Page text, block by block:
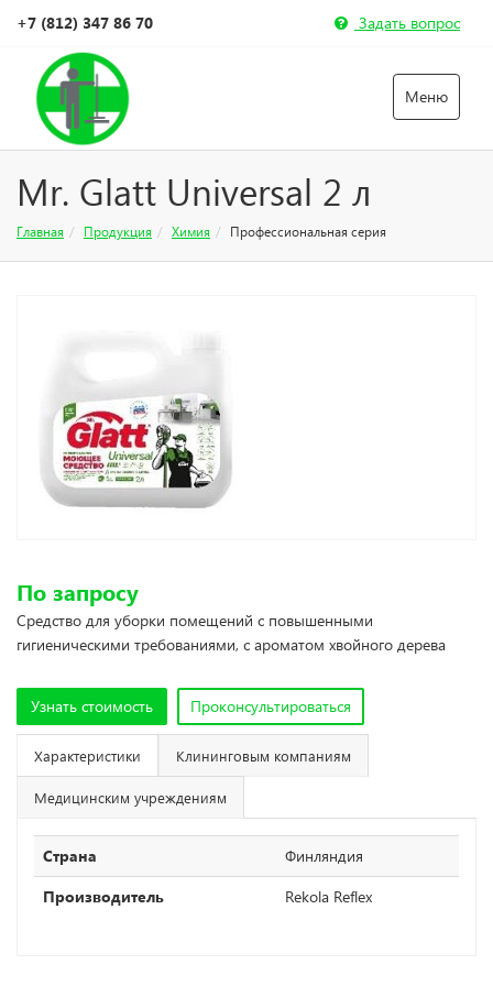
+7 (812) 347 86 70 Задать вопрос
Меню
Mr. Glatt Universal 2 л
Главная Продукция Химия Профессиональная серия
По запросу
Средство для уборки помещений с повышенными
гигиеническими требованиями, с ароматом хвойного дерева
Узнать стоимость Проконсультироваться
Характеристики Клининговым компаниям
Медицинским учреждениям
Страна
Финляндия
Производитель
Rekola Reflex